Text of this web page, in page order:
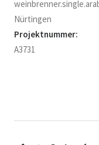
Nürtingen
Projektnummer:
A3731